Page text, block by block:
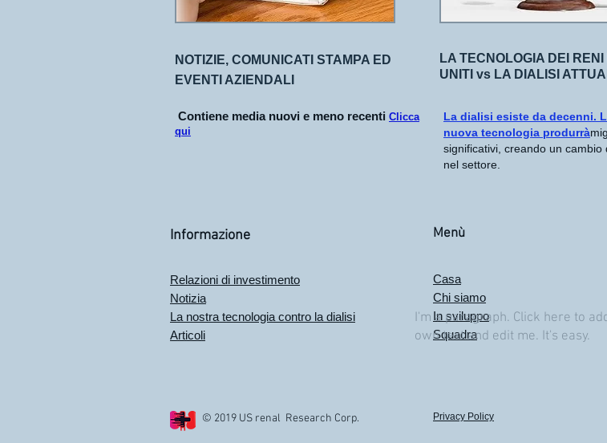
NOTIZIE, COMUNICATI STAMPA ED
EVENTI AZIENDALI
Contiene media nuovi e meno recenti Clicca
qui
LA TECNOLOGIA DEI RENI
UNITI vs LA DIALISI
La dialisi esiste da decenni.
nuova tecnologia produrrà
significativi, creando un cambio
nel settore.
Informazione
Relazioni di investimento
Notizia
La nostra tecnologia contro la dialisi
Articoli
© 2019 US renal Research Corp.
Menù
Casa
Chi siamo
In sviluppo
Squadra
I'm a paragraph. Click here to
own text and edit me. It's easy.
Privacy Policy